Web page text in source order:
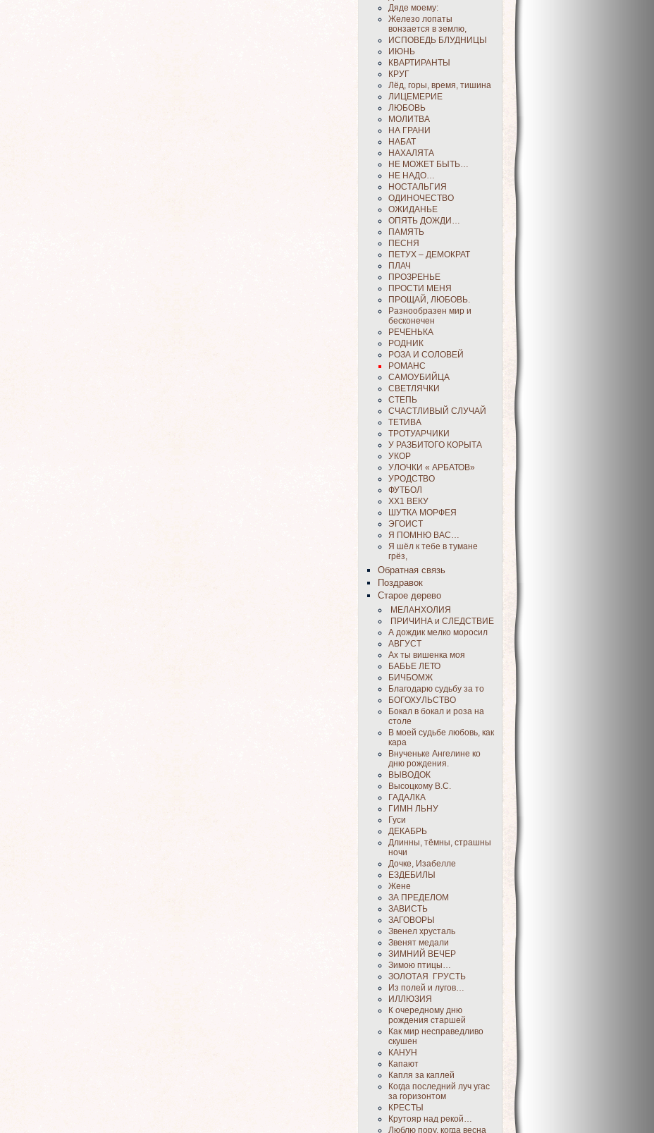
Дяде моему:
Железо лопаты
вонзается в землю,
ИСПОВЕДЬ БЛУДНИЦЫ
ИЮНЬ
КВАРТИРАНТЫ
КРУГ
Лёд, горы, время, тишина
ЛИЦЕМЕРИЕ
ЛЮБОВЬ
МОЛИТВА
НА ГРАНИ
НАБАТ
НАХАЛЯТА
НЕ МОЖЕТ БЫТЬ…
НЕ НАДО…
НОСТАЛЬГИЯ
ОДИНОЧЕСТВО
ОЖИДАНЬЕ
ОПЯТЬ ДОЖДИ…
ПАМЯТЬ
ПЕСНЯ
ПЕТУХ – ДЕМОКРАТ
ПЛАЧ
ПРОЗРЕНЬЕ
ПРОСТИ МЕНЯ
ПРОЩАЙ, ЛЮБОВЬ.
Разнообразен мир и
бесконечен
РЕЧЕНЬКА
РОДНИК
РОЗА И СОЛОВЕЙ
РОМАНС
САМОУБИЙЦА
СВЕТЛЯЧКИ
СТЕПЬ
СЧАСТЛИВЫЙ СЛУЧАЙ
ТЕТИВА
ТРОТУАРЧИКИ
У РАЗБИТОГО КОРЫТА
УКОР
УЛОЧКИ « АРБАТОВ»
УРОДСТВО
ФУТБОЛ
ХХ1 ВЕКУ
ШУТКА МОРФЕЯ
ЭГОИСТ
Я ПОМНЮ ВАС…
Я шёл к тебе в тумане
грёз,
Обратная связь
Поздравок
Старое дерево
МЕЛАНХОЛИЯ
ПРИЧИНА и СЛЕДСТВИЕ
А дождик мелко моросил
АВГУСТ
Ах ты вишенка моя
БАБЬЕ ЛЕТО
БИЧБОМЖ
Благодарю судьбу за то
БОГОХУЛЬСТВО
Бокал в бокал и роза на
столе
В моей судьбе любовь, как
кара
Внученьке Ангелине ко
дню рождения.
ВЫВОДОК
Высоцкому В.С.
ГАДАЛКА
ГИМН ЛЬНУ
Гуси
ДЕКАБРЬ
Длинны, тёмны, страшны
ночи
Дочке, Изабелле
ЕЗДЕБИЛЫ
Жене
ЗА ПРЕДЕЛОМ
ЗАВИСТЬ
ЗАГОВОРЫ
Звенел хрусталь
Звенят медали
ЗИМНИЙ ВЕЧЕР
Зимою птицы…
ЗОЛОТАЯ ГРУСТЬ
Из полей и лугов…
ИЛЛЮЗИЯ
К очередному дню
рождения старшей
Как мир несправедливо
скушен
КАНУН
Капают
Капля за каплей
Когда последний луч угас
за горизонтом
КРЕСТЫ
Крутояр над рекой…
Люблю пору, когда весна